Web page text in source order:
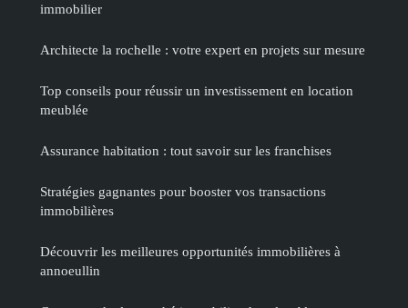
immobilier
Architecte la rochelle : votre expert en projets sur mesure
Top conseils pour réussir un investissement en location
meublée
Assurance habitation : tout savoir sur les franchises
Stratégies gagnantes pour booster vos transactions
immobilières
Découvrir les meilleures opportunités immobilières à
annoeullin